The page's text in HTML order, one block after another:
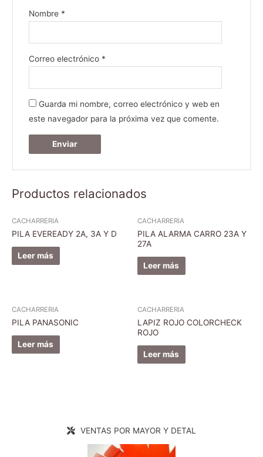
Nombre *
Correo electrónico *
Guarda mi nombre, correo electrónico y web en
este navegador para la próxima vez que comente.
Productos relacionados
CACHARRERIA
PILA EVEREADY 2A, 3A Y D
Leer más
CACHARRERIA
PILA ALARMA CARRO 23A Y
27A
Leer más
CACHARRERIA
PILA PANASONIC
Leer más
CACHARRERIA
LAPIZ ROJO COLORCHECK
ROJO
Leer más
VENTAS POR MAYOR Y DETAL